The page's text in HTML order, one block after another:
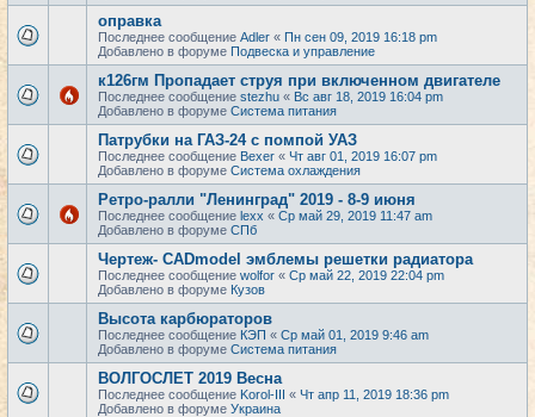
оправка
Последнее сообщение Adler « Пн сен 09, 2019 16:18 pm
Добавлено в форуме Подвеска и управление
к126гм Пропадает струя при включенном двигателе
Последнее сообщение stezhu « Вс авг 18, 2019 16:04 pm
Добавлено в форуме Система питания
Патрубки на ГАЗ-24 с помпой УАЗ
Последнее сообщение Bexer « Чт авг 01, 2019 16:07 pm
Добавлено в форуме Система охлаждения
Ретро-ралли "Ленинград" 2019 - 8-9 июня
Последнее сообщение lexx « Ср май 29, 2019 11:47 am
Добавлено в форуме СПб
Чертеж- CADmodel эмблемы решетки радиатора
Последнее сообщение wolfor « Ср май 22, 2019 22:04 pm
Добавлено в форуме Кузов
Высота карбюраторов
Последнее сообщение КЭП « Ср май 01, 2019 9:46 am
Добавлено в форуме Система питания
ВОЛГОСЛЕТ 2019 Весна
Последнее сообщение Korol-III « Чт апр 11, 2019 18:36 pm
Добавлено в форуме Украина